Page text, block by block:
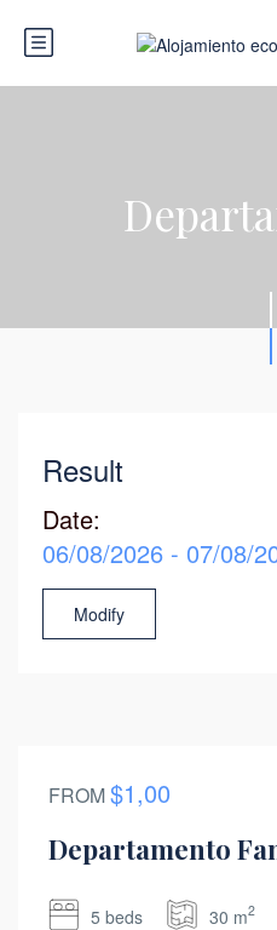
Result
Date:
06/08/2026 - 07/08/
Modify
FROM$1,00
Departamento
5 beds 30 m2